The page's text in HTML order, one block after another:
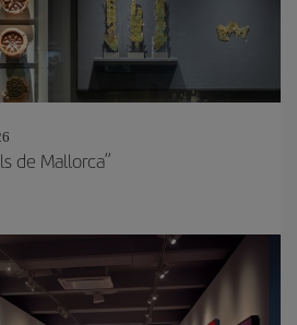
de Mallorca”